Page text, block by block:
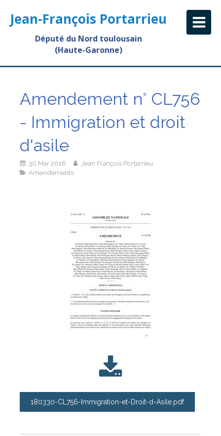
Jean-François Portarrieu
Député du Nord toulousain
(Haute-Garonne)
Amendement n° CL756
- Immigration et droit
d'asile
30 Mar 2018
Jean François Portarrieu
Amendements
180330-CL756-Immigration-et-Droit-d-Asile.pdf